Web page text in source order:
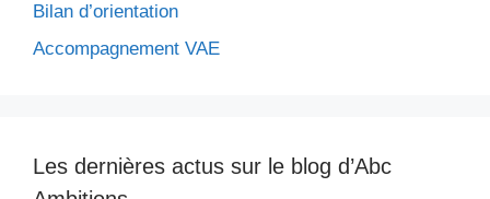
Bilan d’orientation
Accompagnement VAE
Les dernières actus sur le blog d’Abc